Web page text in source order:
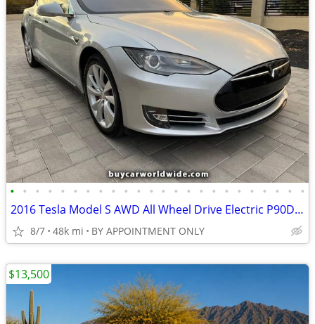
• • • • • • • • • • • • • • • • • • • • • • • •
2016 Tesla Model S AWD All Wheel Drive Electric P90D Hatchback
8/7 48k mi BY APPOINTMENT ONLY
$13,500